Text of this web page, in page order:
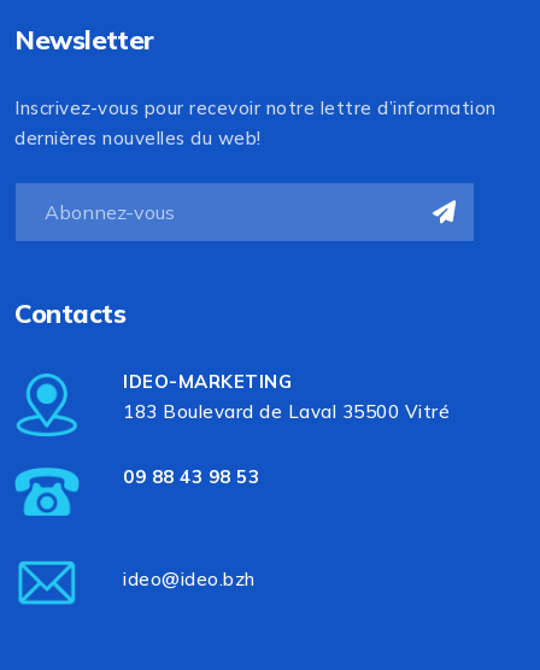
Newsletter
Inscrivez-vous pour recevoir notre lettre d’information
dernières nouvelles du web!
Contacts
IDEO-MARKETING
183 Boulevard de Laval 35500 Vitré
09 88 43 98 53
ideo@ideo.bzh